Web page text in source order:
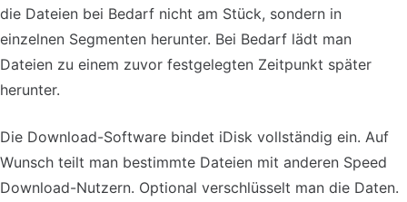
die Dateien bei Bedarf nicht am Stück, sondern in
einzelnen Segmenten herunter. Bei Bedarf lädt man
Dateien zu einem zuvor festgelegten Zeitpunkt später
herunter.
Die Download-Software bindet iDisk vollständig ein. Auf
Wunsch teilt man bestimmte Dateien mit anderen Speed
Download-Nutzern. Optional verschlüsselt man die Daten.